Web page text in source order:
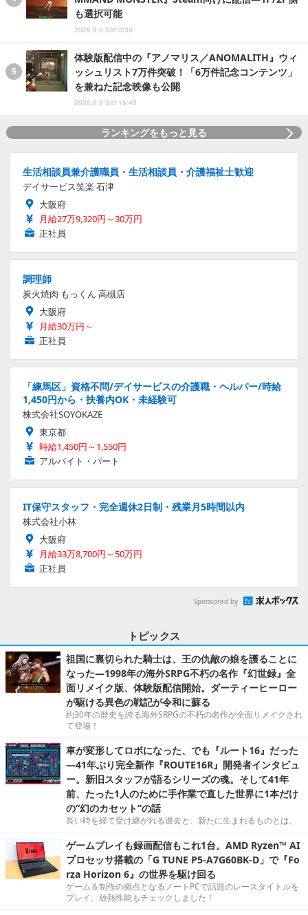
も選択可能
2026.8.8 Sat 0:30
体験版配信中の『アノマリス／ANOMALITH』ウィ
ッシュリスト7万件突破！「6万件記念コンテンツ」
を兼ねた記念映像も公開
2026.8.8 Sat 16:45
ランキングをもっと見る
生活相談員兼介護職員・生活相談員・介護福祉士歓迎
デイサービス笑楽 石津
大阪府
月給27万9,320円～30万円
正社員
調理師
炭火焼肉 もっくん 高槻店
大阪府
月給30万円～
正社員
「練馬区」資格不問/デイサービスの介護職・ヘルパー/時給
1,450円から・扶養内OK・未経験可
株式会社SOYOKAZE
東京都
時給1,450円～1,550円
アルバイト・パート
IT保守スタッフ・完全週休2日制・残業月5時間以内
株式会社小林
大阪府
月給33万8,700円～50万円
正社員
Sponsored by
トピックス
祖国に裏切られた騎士は、王の仇敵の娘を護ることに
なった―1998年の海外SRPG不朽の名作『幻世録』全
面リメイク版、体験版配信開始。ダーティーヒーロー
が駆ける異色の戦記が令和に蘇る
約30年の歴史を誇る海外SRPGの不朽の名作が全面リメイクされ
て登場！
車が変形してロボになった、でも『ルート16』だった
―41年ぶり完全新作『ROUTE16R』開発者インタビュ
ー。新旧スタッフが語るシリーズの魂。そして41年
前、たった1人のために手作業で直した世界に1本だけ
の“幻のカセット”の話
長い時を経て受け継がれる過去と、新たに生まれるものとは。
ゲームプレイも録画配信もこれ1台。AMD Ryzen™ AI
プロセッサ搭載の「G TUNE P5-A7G60BK-D」で『Fo
rza Horizon 6』の世界を駆け回る
ゲーム＆制作の拠点となるノートPCで話題のレースタイトルを
プレイ。放熱性能もチェックしました！